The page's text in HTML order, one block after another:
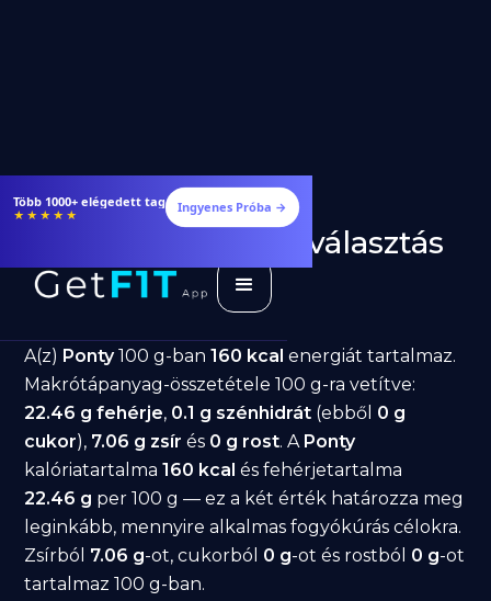
Több 1000+ elégedett tag
★★★★★ Ingyenes Próba →
Ponty fogyásra: jó választás
diéta alatt?
A(z) Ponty100 g-ban160 kcal energiát tartalmaz.
Makrótápanyag-összetétele 100 g-ra vetítve:
22.46 g fehérje, 0.1 g szénhidrát (ebből 0 g
cukor), 7.06 g zsír és 0 g rost. A Ponty
kalóriatartalma160 kcal és fehérjetartalma
22.46 g per 100 g — ez a két érték határozza meg
leginkább, mennyire alkalmas fogyókúrás célokra.
Zsírból 7.06 g-ot, cukorból 0 g-ot és rostból 0 g-ot
tartalmaz 100 g-ban.